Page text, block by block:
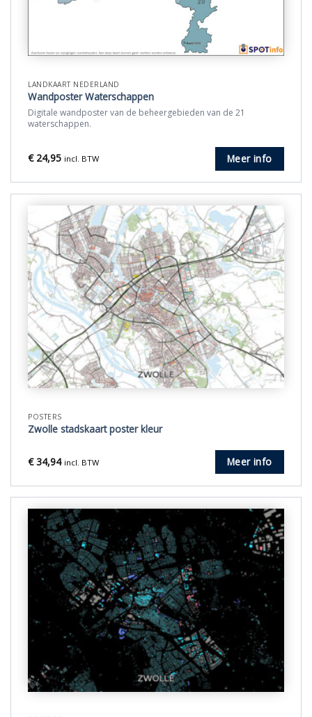
LANDKAART NEDERLAND
Wandposter Waterschappen
Digitale wandposter van de beheergebieden van de 21
waterschappen.
€24,95 incl. BTW Meer info
POSTERS
Zwolle stadskaart poster kleur
€34,94 incl. BTW Meer info